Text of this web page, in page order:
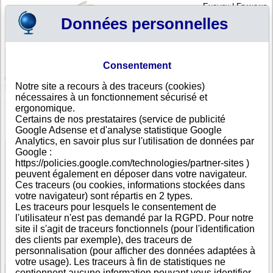
English|Français
Votre panier est vide
Angola >Toutes villes > Lobito
SECIL - COMPANHIA DE CIMENTO DO LOBITO SA,
Lobito
FICHE ENTREPRISE
Dénomination
Nom
commercial
SECIL-LOBITO
Adresse
Morro De Quileva
Ville
Lobito
Pays
Angola
Type
d'adresse
Adresse unique
Téléphone
+244 27-------
DUNS®
Number
85-------
Données personnelles
Consentement
Notre site a recours à des traceurs (cookies)
nécessaires à un fonctionnement sécurisé et
ergonomique.
Certains de nos prestataires (service de publicité
Google Adsense et d'analyse statistique Google
Analytics, en savoir plus sur l'utilisation de données par
Google :
https://policies.google.com/technologies/partner-sites )
peuvent également en déposer dans votre navigateur.
Ces traceurs (ou cookies, informations stockées dans
votre navigateur) sont répartis en 2 types.
Les traceurs pour lesquels le consentement de
l'utilisateur n'est pas demandé par la RGPD. Pour notre
site il s'agit de traceurs fonctionnels (pour l'identification
des clients par exemple), des traceurs de
personnalisation (pour afficher des données adaptées à
votre usage). Les traceurs à fin de statistiques ne